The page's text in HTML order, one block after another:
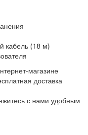
кабель (18 м)
магазине
доставка
с нами удобным